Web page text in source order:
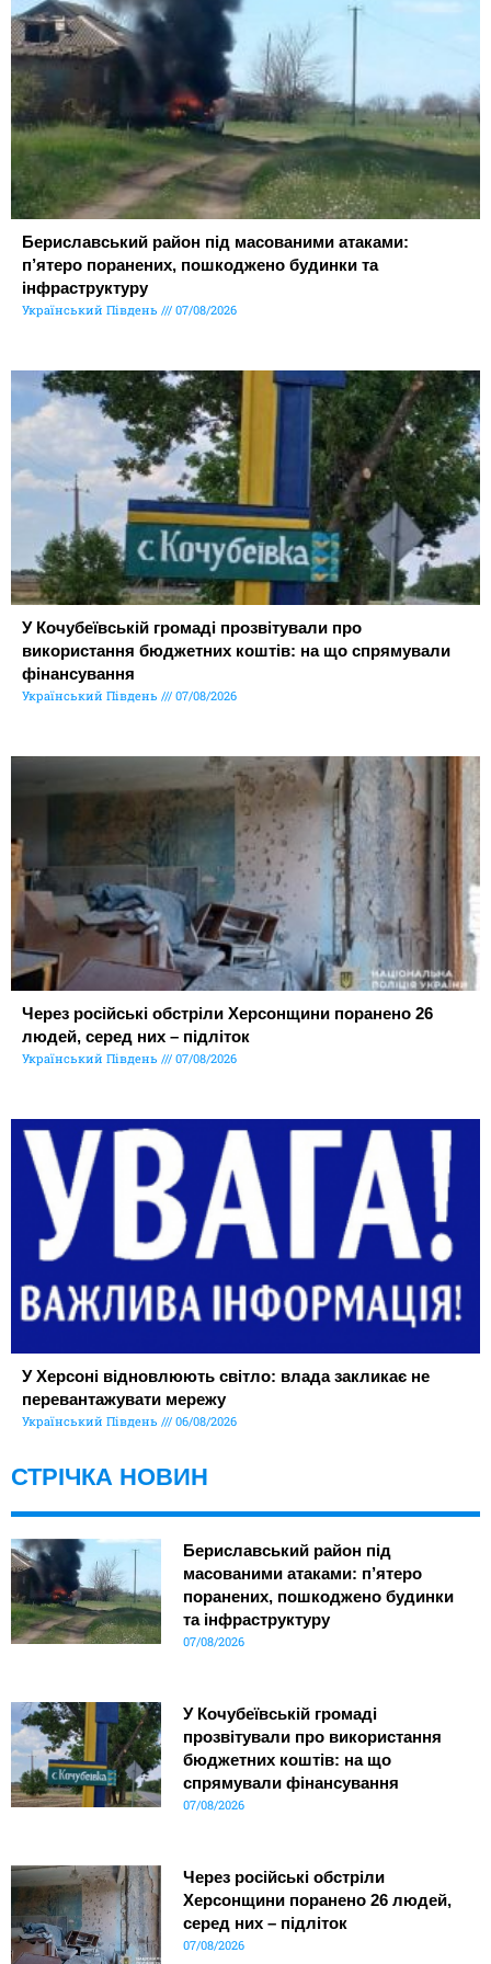
Бериславський район під масованими атаками:
п’ятеро поранених, пошкоджено будинки та
інфраструктуру
Український Південь 07/08/2026
У Кочубеївській громаді прозвітували про
використання бюджетних коштів: на що спрямували
фінансування
Український Південь 07/08/2026
Через російські обстріли Херсонщини поранено 26
людей, серед них – підліток
Український Південь 07/08/2026
У Херсоні відновлюють світло: влада закликає не
перевантажувати мережу
Український Південь 06/08/2026
СТРІЧКА НОВИН
Бериславський район під
масованими атаками: п’ятеро
поранених, пошкоджено будинки
та інфраструктуру
07/08/2026
У Кочубеївській громаді
прозвітували про використання
бюджетних коштів: на що
спрямували фінансування
07/08/2026
Через російські обстріли
Херсонщини поранено 26 людей,
серед них – підліток
07/08/2026